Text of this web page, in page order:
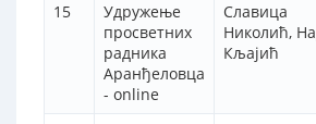
15
Удружење
просветних
радника
Аранђеловца
- online
Славица
Николић,
Кљајић